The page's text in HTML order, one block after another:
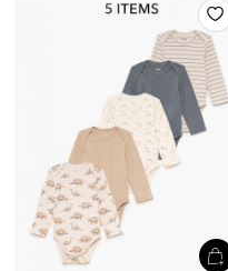
הוסף
למועדפים